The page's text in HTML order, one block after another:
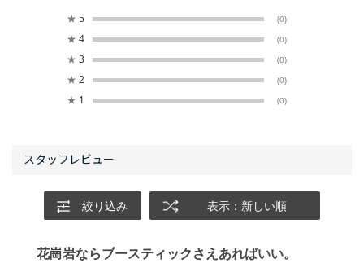
★ 5 (0)
★ 4 (0)
★ 3 (0)
★ 2 (0)
★ 1 (0)
絞り込み 表示：新しい順
花崗岩ならブースティックさえあればいい。